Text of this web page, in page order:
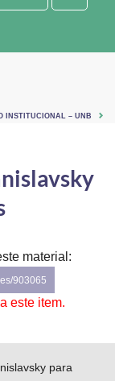
INSTITUCIONAL – UNB
material:
903065
este item.
para